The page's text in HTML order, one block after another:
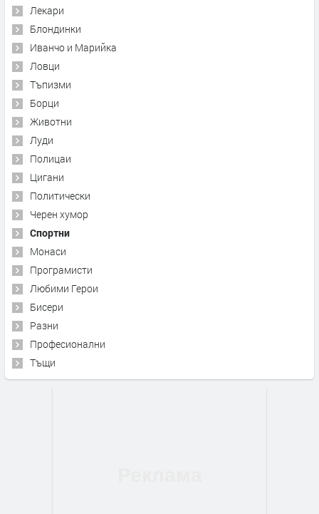
Лекари
Блондинки
Иванчо и Марийка
Ловци
Тъпизми
Борци
Животни
Луди
Полицаи
Цигани
Политически
Черен хумор
Спортни
Монаси
Програмисти
Любими Герои
Бисери
Разни
Професионални
Тъщи